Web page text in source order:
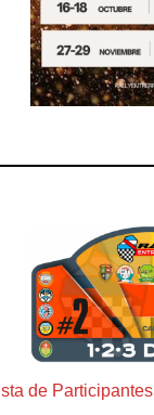
de Participantes